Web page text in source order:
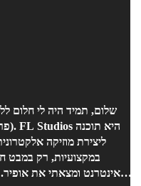
שלום, תמיד היה לי
ליצירת מוזיקה
במקצועיות, רק במבט